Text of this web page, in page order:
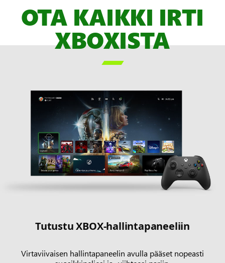
peleistä,OTA KAIKKI IRTI
XBOXISTA

Tutustu XBOX-hallintapaneeliin
Virtaviivaisen hallintapaneelin avulla pääset nopeasti